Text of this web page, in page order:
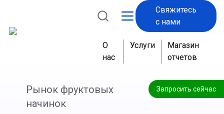
Свяжитесь
с нами
О
нас
Услуги
Магазин
отчетов
Запросить сейчас
Рынок фруктовых
начинок